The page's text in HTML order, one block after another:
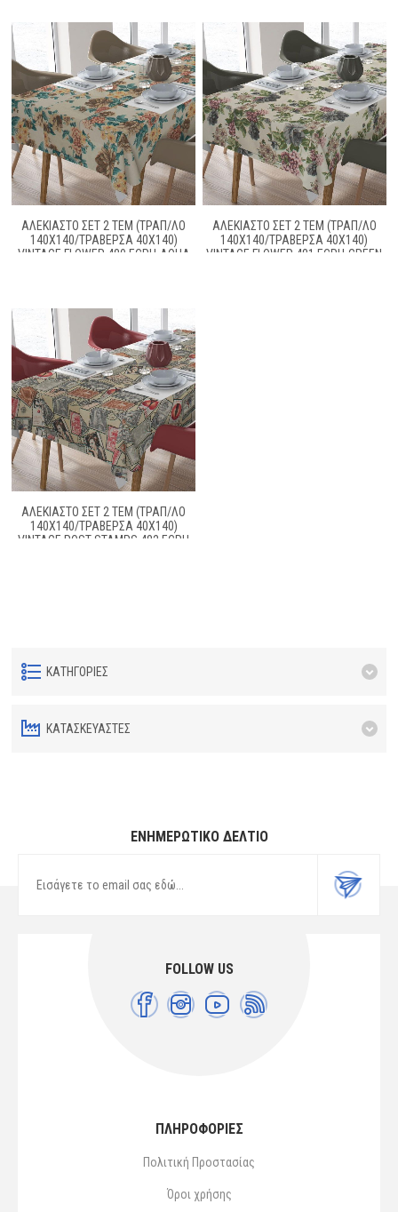
ΑΛΕΚΙΑΣΤΟ ΣΕΤ 2 ΤΕΜ (ΤΡΑΠ/ΛΟ
140X140/ΤΡΑΒΕΡΣΑ 40X140)
VINTAGE FLOWER 480 ECRU-AQUA
ΑΛΕΚΙΑΣΤΟ ΣΕΤ 2 ΤΕΜ (ΤΡΑΠ/ΛΟ
140X140/ΤΡΑΒΕΡΣΑ 40X140)
VINTAGE FLOWER 481 ECRU-GREEN
ΑΛΕΚΙΑΣΤΟ ΣΕΤ 2 ΤΕΜ (ΤΡΑΠ/ΛΟ
140Χ140/ΤΡΑΒΕΡΣΑ 40Χ140)
VINTAGE POST STAMPS 482 ECRU
ΚΑΤΗΓΟΡΊΕΣ
ΚΑΤΑΣΚΕΥΑΣΤΈΣ
ΕΝΗΜΕΡΩΤΙΚΌ ΔΕΛΤΊΟ
FOLLOW US
ΠΛΗΡΟΦΟΡΙΕΣ
Πολιτική Προστασίας
Όροι χρήσης